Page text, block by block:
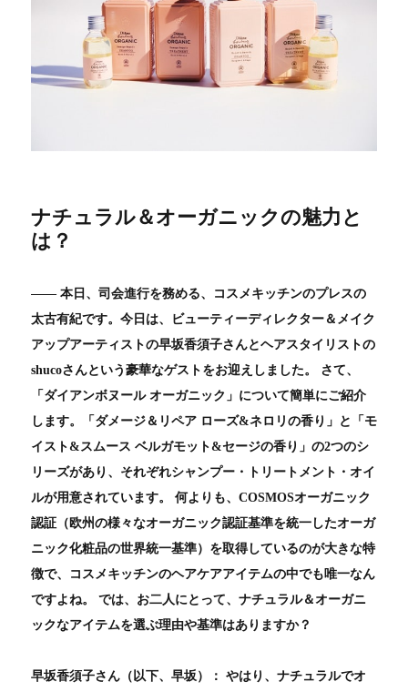
ナチュラル＆オーガニックの魅力と
は？
―― 本日、司会進行を務める、コスメキッチンのプレスの
太古有紀です。今日は、ビューティーディレクター＆メイク
アップアーティストの早坂香須子さんとヘアスタイリストの
shucoさんという豪華なゲストをお迎えしました。 さて、
「ダイアンボヌール オーガニック」について簡単にご紹介
します。「ダメージ＆リペア ローズ&ネロリの香り」と「モ
イスト&スムース ベルガモット&セージの香り」の2つのシ
リーズがあり、それぞれシャンプー・トリートメント・オイ
ルが用意されています。 何よりも、COSMOSオーガニック
認証（欧州の様々なオーガニック認証基準を統一したオーガ
ニック化粧品の世界統一基準）を取得しているのが大きな特
徴で、コスメキッチンのヘアケアアイテムの中でも唯一なん
ですよね。 では、お二人にとって、ナチュラル＆オーガニ
ックなアイテムを選ぶ理由や基準はありますか？
早坂香須子さん（以下、早坂）： やはり、ナチュラルでオ